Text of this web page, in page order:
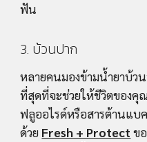
ฟัน
3. บ้วนปาก
หลายคนมองข้ามน้ำยาบ้ว
ที่สุดที่จะช่วยให้ชีวิตของคุ
ฟลูออไรด์หรือสารต้านแบ
ด้วย Fresh + Protect ข